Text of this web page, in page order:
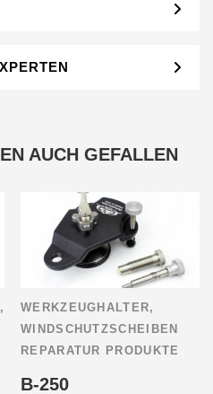
AUCH GEFALLEN
,
WERKZEUGHALTER,
WINDSCHUTZSCHEIBEN
REPARATUR PRODUKTE
B-250